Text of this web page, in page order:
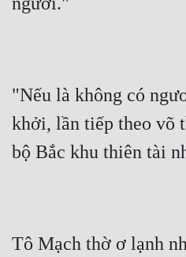
Tính Cách Nhân Vật :
"Nếu là không có
khởi, lần tiếp theo võ
bộ Bắc khu thiên tài
Tô Mạch thờ ơ lạnh